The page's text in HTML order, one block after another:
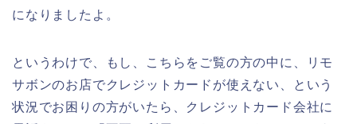
になりましたよ。
というわけで、もし、こちらをご覧の方の中に、リモ
サボンのお店でクレジットカードが使えない、という
状況でお困りの方がいたら、クレジットカード会社に